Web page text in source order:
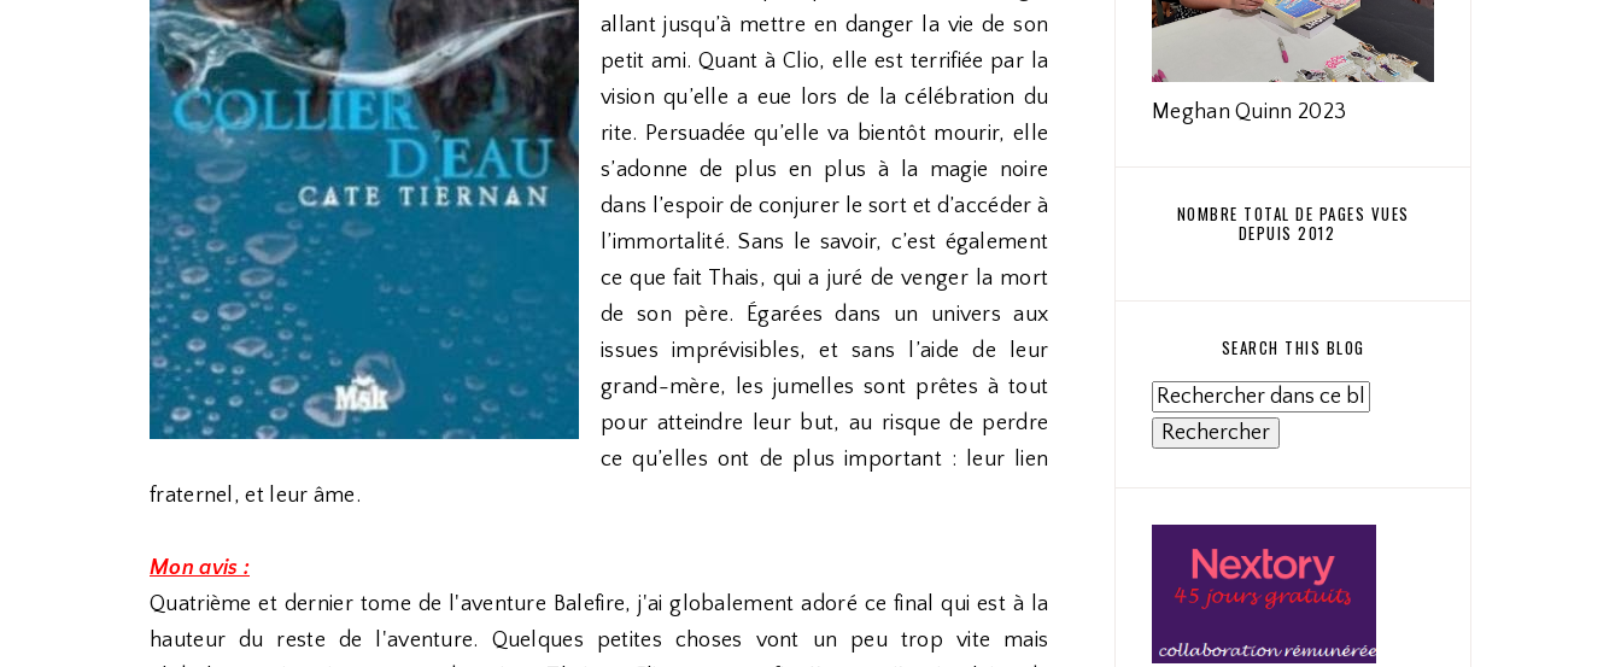
allant jusqu’à mettre en danger la vie de son
petit ami. Quant à Clio, elle est terrifiée par la
vision qu’elle a eue lors de la célébration du
rite. Persuadée qu’elle va bientôt mourir, elle
s’adonne de plus en plus à la magie noire
dans l’espoir de conjurer le sort et d’accéder à
l’immortalité. Sans le savoir, c’est également
ce que fait Thais, qui a juré de venger la mort
de son père. Égarées dans un univers aux
issues imprévisibles, et sans l’aide de leur
grand-mère, les jumelles sont prêtes à tout
pour atteindre leur but, au risque de perdre
ce qu’elles ont de plus important : leur lien
fraternel, et leur âme.
Mon avis :
Quatrième et dernier tome de l'aventure Balefire, j'ai globalement adoré ce final qui est à la
hauteur du reste de l'aventure. Quelques petites choses vont un peu trop vite mais
Meghan Quinn 2023
NOMBRE TOTAL DE PAGES VUES
DEPUIS 2012
SEARCH THIS BLOG